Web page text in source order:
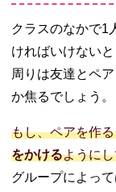
クラスのなかで1
ければいけないと
周りは友達とペ
か焦るでしょう。
もし、ペアを作
をかけるように
グループによっ